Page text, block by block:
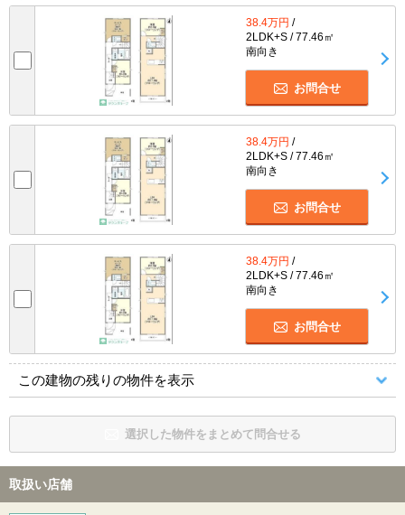
38.4万円 /
2LDK+S / 77.46㎡
南向き
お問合せ
38.4万円 /
2LDK+S / 77.46㎡
南向き
お問合せ
38.4万円 /
2LDK+S / 77.46㎡
南向き
お問合せ
この建物の残りの物件を表示
選択した物件をまとめて問合せる
取扱い店舗